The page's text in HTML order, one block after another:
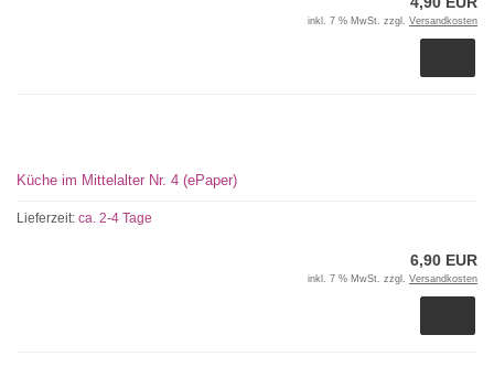
inkl. 7 % MwSt. zzgl. Versandkosten
Küche im Mittelalter Nr. 4 (ePaper)
Lieferzeit: ca. 2-4 Tage
6,90 EUR
inkl. 7 % MwSt. zzgl. Versandkosten